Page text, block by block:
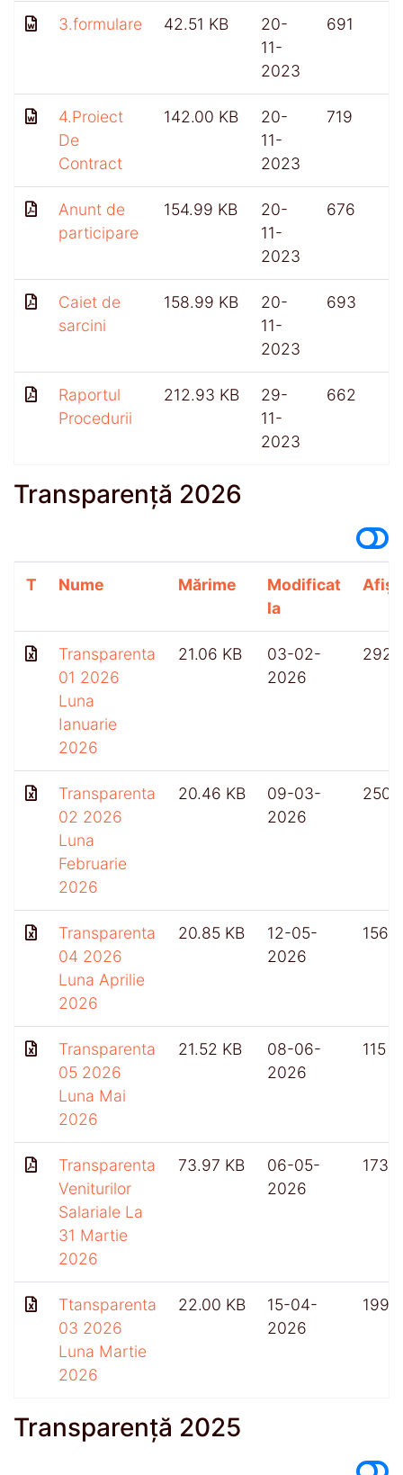
3.formulare 42.51 KB
20-
11-
2023
691
4.Proiect
De
Contract
142.00 KB
20-
11-
2023
719
Anunt de
participare
154.99 KB
20-
11-
2023
676
Caiet de
sarcini
158.99 KB
20-
11-
2023
693
Raportul
Procedurii
212.93 KB
29-
11-
2023
662
Transparență 2026
T Nume Mărime
Modificat
la
Transparenta
01 2026
Luna
Ianuarie
2026
21.06 KB
03-02-
2026
292
Transparenta
02 2026
Luna
Februarie
2026
20.46 KB
09-03-
2026
250
Transparenta
04 2026
Luna Aprilie
2026
20.85 KB
12-05-
2026
156
Transparenta
05 2026
Luna Mai
2026
21.52 KB
08-06-
2026
115
Transparenta
Veniturilor
Salariale La
31 Martie
2026
73.97 KB
06-05-
2026
173
Ttansparenta
03 2026
Luna Martie
2026
22.00 KB
15-04-
2026
199
Transparență 2025